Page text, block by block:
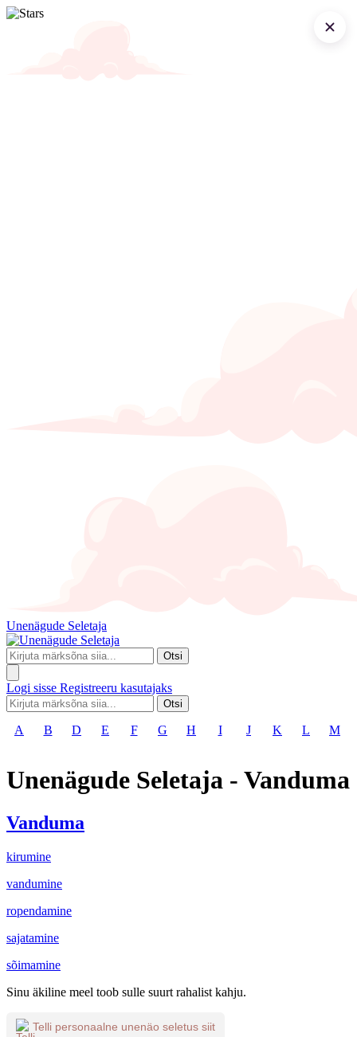
Unenägude Seletaja
Otsi
Logi sisse Registreeru kasutajaks
Otsi
A B D E F G H I J K L M
Unenägude Seletaja - Vanduma
Vanduma
kirumine
vandumine
ropendamine
sajatamine
sõimamine
Sinu äkiline meel toob sulle suurt rahalist kahju.
Telli personaalne unenäo seletus siit